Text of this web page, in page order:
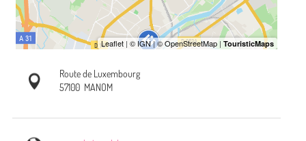
Route de Luxembourg
57100 MANOM